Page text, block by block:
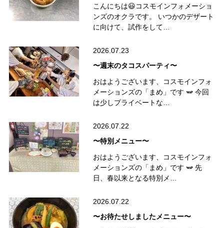
こんにちは😃コスモインフォメーショ
ンズのオクラです。 いつかのデザート
に向けて、試作をして…
2026.07.23
〜週末のタコスパーティ〜
おはようございます、コスモインフォ
メーションズの「まめ」です 🫛 今回
は少しプライベートな…
2026.07.22
〜特別メニュー〜
おはようございます、コスモインフォ
メーションズの「まめ」です 🫛 先
日、春以来となる特別メ…
2026.07.22
〜お待たせしましたメニュー〜